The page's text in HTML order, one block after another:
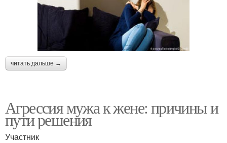
читать дальше →
Агрессия мужа к жене: причины и
пути решения
Участник